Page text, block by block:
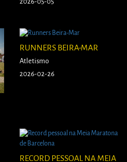
2026-05-05
RUNNERS BEIRA-MAR
Atletismo
2026-02-26
RECORD PESSOAL NA MEIA